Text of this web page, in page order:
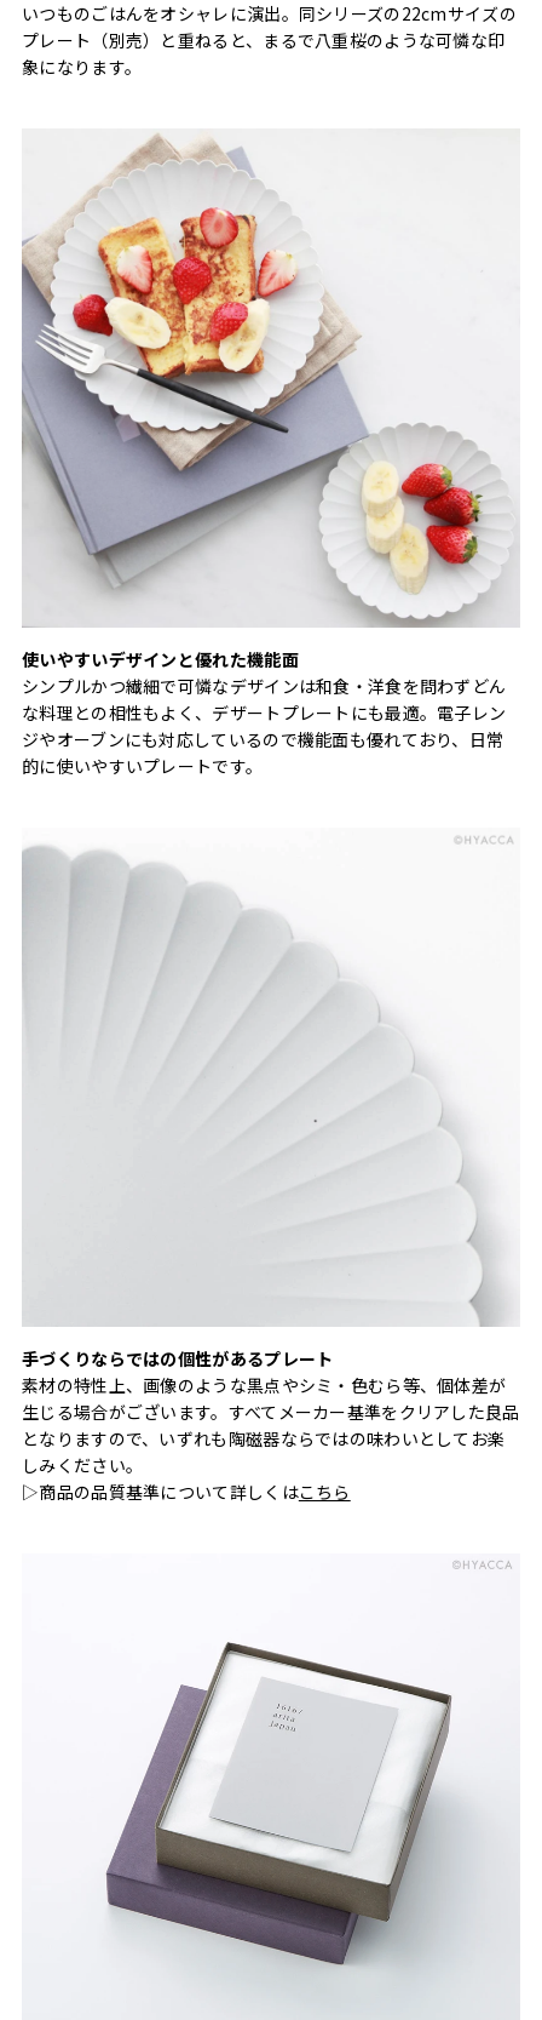
いつものごはんをオシャレに演出。同シリーズの22cmサイズの
プレート（別売）と重ねると、まるで八重桜のような可憐な印
象になります。
使いやすいデザインと優れた機能面
シンプルかつ繊細で可憐なデザインは和食・洋食を問わずどん
な料理との相性もよく、デザートプレートにも最適。電子レン
ジやオーブンにも対応しているので機能面も優れており、日常
的に使いやすいプレートです。
手づくりならではの個性があるプレート
素材の特性上、画像のような黒点やシミ・色むら等、個体差が
生じる場合がございます。すべてメーカー基準をクリアした良品
となりますので、いずれも陶磁器ならではの味わいとしてお楽
しみください。
▷商品の品質基準について詳しくはこちら